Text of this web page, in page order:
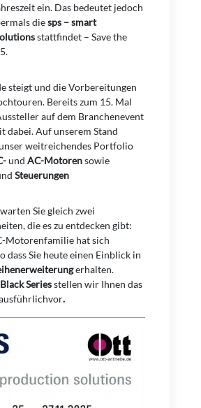
ein. Das bedeutet jedoch
diesps – smart
stattfindet – Save the
steigt und die Vorbereitungen
Bereits zum 15. Mal
auf dem Branchenevent
dabei. Auf unserem Stand
weitreichendes Portfolio
und AC-Motorensowie
Steuerungen
Sie gleich zwei
die es zu entdecken gibt:
Motorenfamilie hat sich
dass Sie heute einen Einblick in
erhalten.
Seriesstellen wir Ihnen das
.